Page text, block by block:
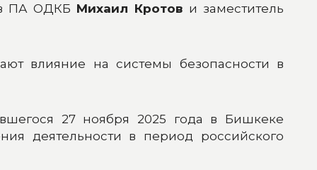
в ПА ОДКБ Михаил Кротов и заместитель
влияние на системы безопасности в
27 ноября 2025 года в Бишкеке
деятельности в период российского